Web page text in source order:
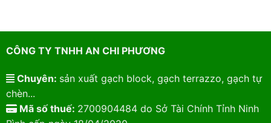
CÔNG TY TNHH AN CHI PHƯƠNG
Chuyên: sản xuất gạch block, gạch terrazzo, gạch tự
chèn...
Mã số thuế: 2700904484 do Sở Tài Chính Tỉnh Ninh